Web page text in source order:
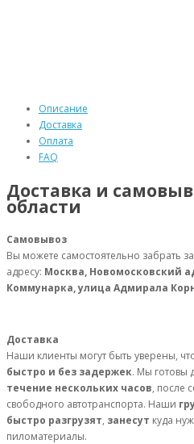
Описание
Доставка
Оплата
FAQ
Доставка и
области
Самовывоз
Вы можете самостоятельно забрать
адресу: Москва, Новомосковский
Коммунарка, улица Адмирала
Доставка
Наши клиенты могут быть уверены,
быстро и без задержек. Мы готовы
течение нескольких часов, после
свободного автотранспорта. Наши
быстро разгрузят, занесут куда
пиломатериалы.